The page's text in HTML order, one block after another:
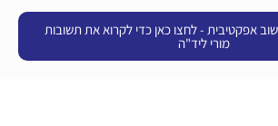
אפקטיבית - לחצו כאן כדי לקרוא את תשובות
מורי ליד"ה